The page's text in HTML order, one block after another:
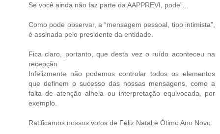
Se você ainda não faz parte da AAPPREVI, pode”...
Como pode observar, a “mensagem pessoal, tipo intimista”,
é assinada pelo presidente da entidade.
Fica claro, portanto, que desta vez o ruído aconteceu na
recepção.
Infelizmente não podemos controlar todos os elementos
que definem o sucesso das nossas mensagens, como a
falta de atenção alheia ou interpretação equivocada, por
exemplo.
Ratificamos nossos votos de Feliz Natal e Ótimo Ano Novo.